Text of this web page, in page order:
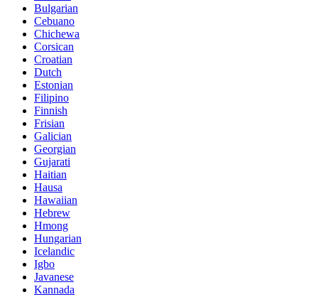
Bulgarian
Cebuano
Chichewa
Corsican
Croatian
Dutch
Estonian
Filipino
Finnish
Frisian
Galician
Georgian
Gujarati
Haitian
Hausa
Hawaiian
Hebrew
Hmong
Hungarian
Icelandic
Igbo
Javanese
Kannada